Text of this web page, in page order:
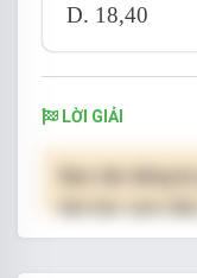
D. 18,40
LỜI GIẢI
làm bài, xem
hạn.